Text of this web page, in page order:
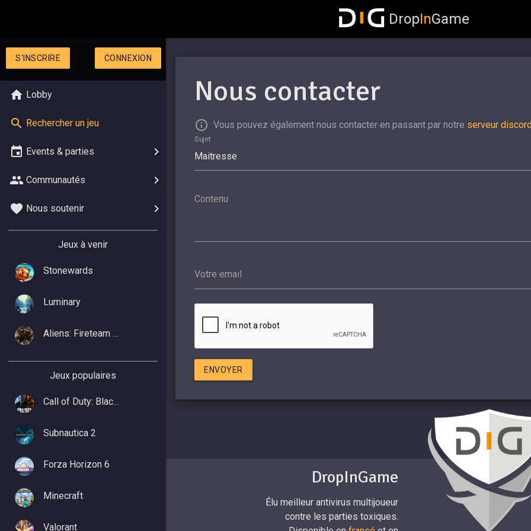
DropInGame
S'INSCRIRE CONNEXION
Lobby
Rechercher un jeu
Events & parties
Communautés
Nous soutenir
Jeux à venir
Stonewards
Luminary
Aliens: Fireteam Elite 2
Jeux populaires
Call of Duty: Black Ops 7
Subnautica 2
Forza Horizon 6
Minecraft
Valorant
Nous contacter
Vous pouvez également nous contacter en passant par notre serveur discord
Sujet
Contenu
Votre email
ENVOYER
DropInGame
Élu meilleur antivirus multijoueur
contre les parties toxiques.